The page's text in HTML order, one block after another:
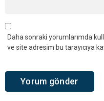
Daha sonraki yorumlarımda
ve site adresim bu tarayıcıya